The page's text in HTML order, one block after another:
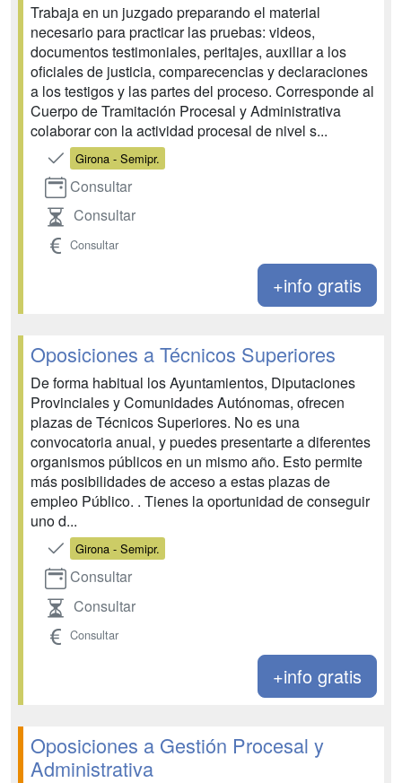
Trabaja en un juzgado preparando el material
necesario para practicar las pruebas: videos,
documentos testimoniales, peritajes, auxiliar a los
oficiales de justicia, comparecencias y declaraciones
a los testigos y las partes del proceso. Corresponde al
Cuerpo de Tramitación Procesal y Administrativa
colaborar con la actividad procesal de nivel s...
Girona - Semipr.
Consultar
Consultar
Consultar
+info gratis
Oposiciones a Técnicos Superiores
De forma habitual los Ayuntamientos, Diputaciones
Provinciales y Comunidades Autónomas, ofrecen
plazas de Técnicos Superiores. No es una
convocatoria anual, y puedes presentarte a diferentes
organismos públicos en un mismo año. Esto permite
más posibilidades de acceso a estas plazas de
empleo Público. . Tienes la oportunidad de conseguir
uno d...
Girona - Semipr.
Consultar
Consultar
Consultar
+info gratis
Oposiciones a Gestión Procesal y
Administrativa